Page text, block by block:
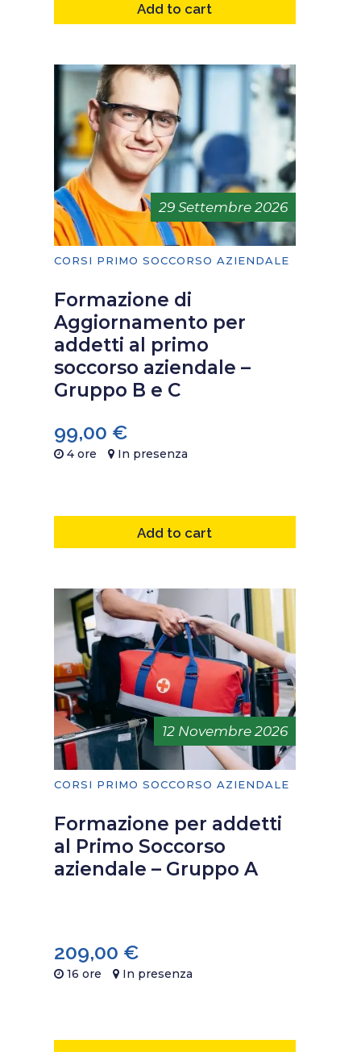
Add to cart
29 Settembre 2026
CORSI PRIMO SOCCORSO AZIENDALE
Formazione di
Aggiornamento per
addetti al primo
soccorso aziendale –
Gruppo B e C
99,00 €
4 ore In presenza
Add to cart
12 Novembre 2026
CORSI PRIMO SOCCORSO AZIENDALE
Formazione per addetti
al Primo Soccorso
aziendale – Gruppo A
209,00 €
16 ore In presenza